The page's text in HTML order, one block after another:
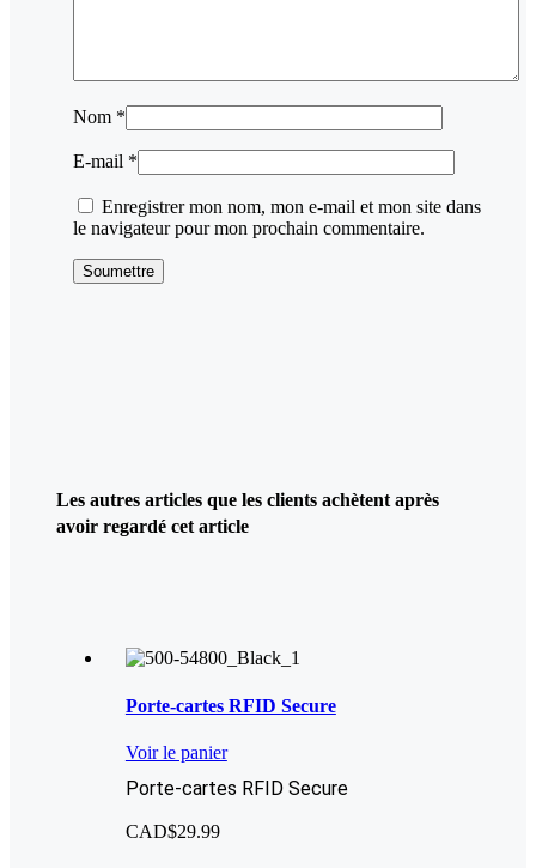
Nom *
E-mail *
Enregistrer mon nom, mon e-mail et mon site dans
le navigateur pour mon prochain commentaire.
Les autres articles que les clients achètent après
avoir regardé cet article
Porte-cartes RFID Secure
Voir le panier
Porte-cartes RFID Secure
CAD$29.99